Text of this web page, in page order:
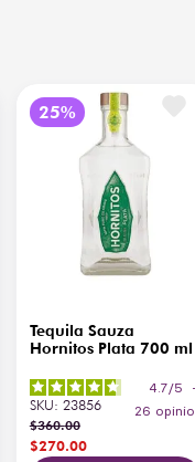
1 L
Tequila Sauza
Hornitos Plata 700 ml
4.7/5
26
SKU: 23856
$360.00
$270.00